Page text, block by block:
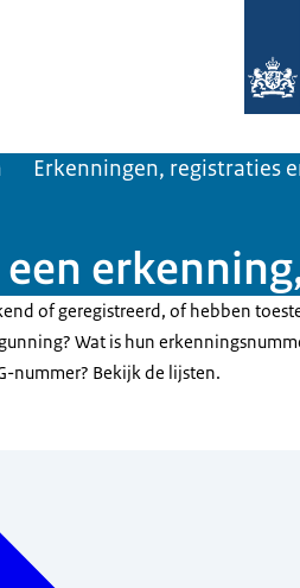
Erkenningen, registraties
of geregistreerd, of hebben
Wat is hun
nummer? Bekijk de lijsten.